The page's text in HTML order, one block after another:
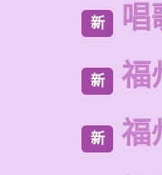
新 唱
新 福
新 福